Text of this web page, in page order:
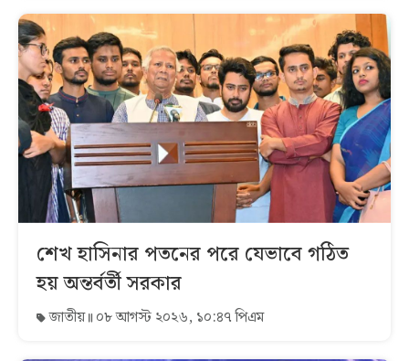
শেখ হাসিনার পতনের পরে যেভাবে গঠিত
হয় অন্তর্বর্তী সরকার
জাতীয় ০৮ আগস্ট ২০২৬, ১০:৪৭ পিএম